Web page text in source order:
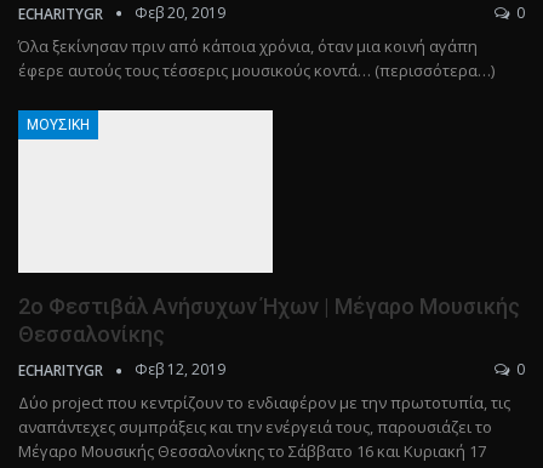
ECHARITYGR Φεβ 20, 2019 0
Όλα ξεκίνησαν πριν από κάποια χρόνια, όταν μια κοινή αγάπη
έφερε αυτούς τους τέσσερις μουσικούς κοντά… (περισσότερα…)
ΜΟΥΣΙΚΉ
2ο Φεστιβάλ Ανήσυχων Ήχων | Μέγαρο Μουσικής
Θεσσαλονίκης
ECHARITYGR Φεβ 12, 2019 0
Δύο project που κεντρίζουν το ενδιαφέρον με την πρωτοτυπία, τις
αναπάντεχες συμπράξεις και την ενέργειά τους, παρουσιάζει το
Μέγαρο Μουσικής Θεσσαλονίκης το Σάββατο 16 και Κυριακή 17